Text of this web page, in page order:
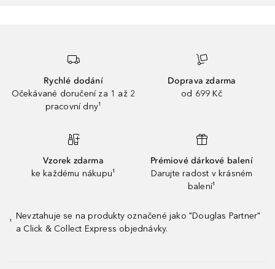
Rychlé dodání
Očekávané doručení za 1 až 2
pracovní dny¹
Doprava zdarma
od 699 Kč
Vzorek zdarma
ke každému nákupu¹
Prémiové dárkové balení
Darujte radost v krásném
balení¹
¹
Nevztahuje se na produkty označené jako "Douglas Partner"
a Click & Collect Express objednávky.